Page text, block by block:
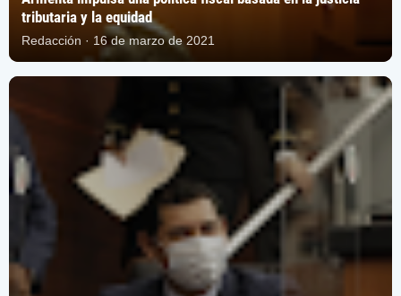
tributaria y la equidad
Redacción · 16 de marzo de 2021